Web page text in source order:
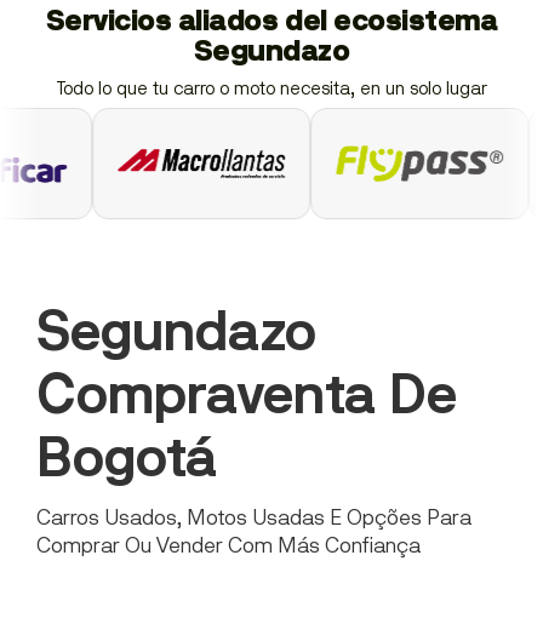
Servicios aliados del ecosistema
Segundazo
Todo lo que tu carro o moto necesita, en un solo lugar
Segundazo
Compraventa De
Bogotá
Carros Usados, Motos Usadas E Opções Para
Comprar Ou Vender Com Más Confiança